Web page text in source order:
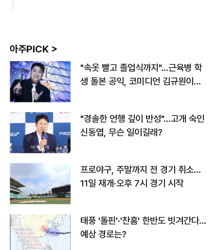
아주PICK >
"속옷 빨고 졸업식까지"…근육병 학
생 돌본 공익, 코미디언 김규원이었
"경솔한 언행 깊이 반성"…고개 숙인
신동엽, 무슨 일이길래?
프로야구, 주말까지 전 경기 취소…
11일 재개·오후 7시 경기 시작
태풍 '돌핀'·'찬홈' 한반도 빗겨간다…
예상 경로는?